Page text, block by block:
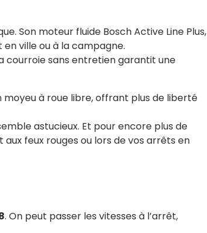
Son moteur fluide Bosch Active Line Plus,
ville ou à la campagne.
courroie sans entretien garantit une
moyeu à roue libre, offrant plus de liberté
astucieux. Et pour encore plus de
feux rouges ou lors de vos arrêts en
. On peut passer les vitesses à l’arrêt,